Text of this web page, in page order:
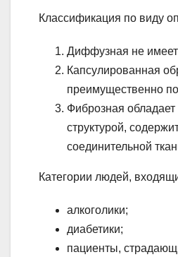
Классификация по виду
Диффузная не
Капсулированная
преимущественно
Фиброзная обладает
структурой,
соединительной
Категории людей,
алкоголики;
диабетики;
пациенты,